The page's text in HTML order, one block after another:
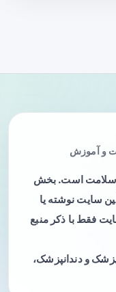
و آموزش
سلامت است. بخش
سایت نوشته یا
فقط با ذکر منبع
و دندانپزشک،